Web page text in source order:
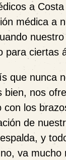
a
médica a
para ciertas
que nunca
bien, nos
con los
de
y
va mucho